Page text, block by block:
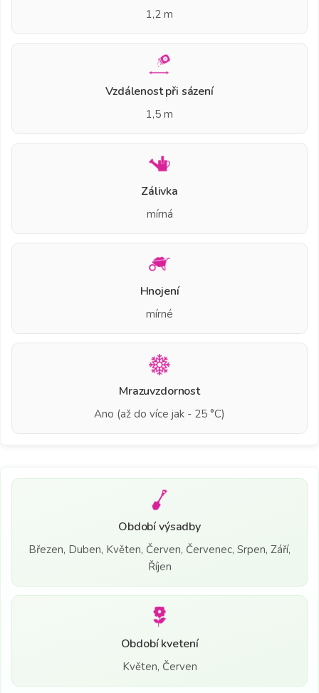
1,2 m
Vzdálenost při sázení
1,5 m
Zálivka
mírná
Hnojení
mírné
Mrazuvzdornost
Ano (až do více jak - 25 °C)
Období výsadby
Březen, Duben, Květen, Červen, Červenec, Srpen, Září,
Říjen
Období kvetení
Květen, Červen